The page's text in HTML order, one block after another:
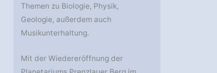
Themen zu Biologie, Physik,
Geologie, außerdem auch
Musikunterhaltung.
Mit der Wiedereröffnung der